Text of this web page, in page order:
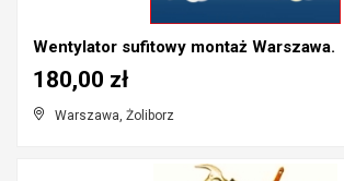
Wentylator sufitowy montaż Warszawa.
Warszawa, Żoliborz
180,00 zł